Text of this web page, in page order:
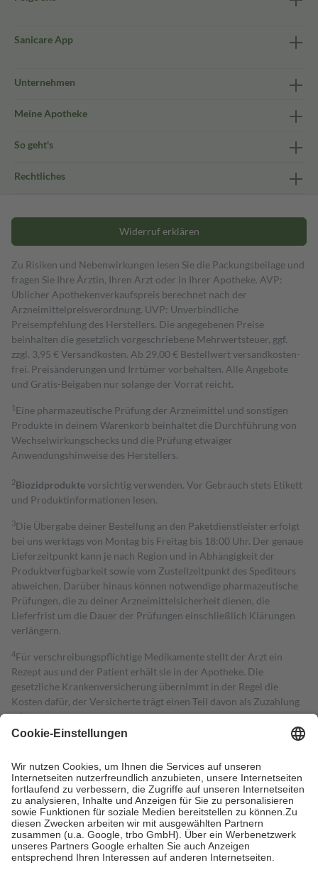
Sanicare App
Unternehmen
Meine Apotheke
So geht's
Rechtliches
Widerruf erklären
Zu Risiken und Nebenwirkungen lesen Sie die Packungsbeilage und
fragen Sie Ihre Ärztin, Ihren Arzt oder in Ihrer Apotheke. AVP:
Üblicher Apothekenverkaufspreis berechnet nach der
Arzneimittelpreisverordnung. UVP: Unverbindliche
Preisempfehlung des Herstellers. Die angegebenen Preise
beinhalten die gesetzlich vorgeschriebene Mehrwertsteuer, ggf.
zzgl. 3,95 € Versandkosten. Ab 29,00 € Bestell­wert versand­kosten­
frei. Preisänderungen und Irrtümer vorbehalten. Alle Angebote
und Gratis-Beigaben nur solange der Vorrat reicht.
1 Eine pharmazeutische Prüfung der Arzneimittel und sonstigen
Produkte in deinem Warenkorb beinhaltet die Durchführung von
Wechselwirkungschecks und die Prüfung etwaiger
Anwendungshinweise des Herstellers.
2Biozidproduktevorsichtig verwenden. Vor Gebrauch stets Etikett
und Produktinformationen lesen.
3Die Übergabe deiner Bestellung an den Paketdienstleister erfolgt
bei uns werktags von Montag bis Freitag bis 18:00 Uhr. Der genaue
Lieferzeitpunkt kann je nach Region und in Abhängigkeit der
Produktverfügbarkeit sowie vom Zustellzeitpunkt des Spediteurs
abweichen. Darüber hinaus können notwendige pharmazeutische
Prüfungen, die zu deiner Arzneimittelsicherheit dienen, die
Lieferfrist um die Dauer der Prüfungen einschließlich Klärungen
verlängern.
4Für verschreibungspflichtige Medikamente stellt der Arzt ein
Rezept aus und der Patient erhält sie in der Apotheke. Die
gesetzliche Krankenversicherung übernimmt in der Regel die
Kosten dafür, der Versicherte trägt einen Teil davon als Zuzahlung
mit.
Grundsätzlich leisten Mitglieder Zuzahlungen in Höhe von zehn
höchstens zehn Euro.
Es sind jedoch nie mehr als die tatsächlichen
Kosten der Leistung zu entrichten.
Diese Regeln gelten grundsätzlich auch für Online-Apotheken.
Bei Heilmitteln und häuslicher Krankenpflege beträgt die
Zuzahlung zehn Prozent der Kosten sowie zehn Euro je
Verordnung.
Um das Engagement der Versicherten für ihre eigene Gesundheit zu
stärken und die besondere Stellung der Familie zu unterstützen,